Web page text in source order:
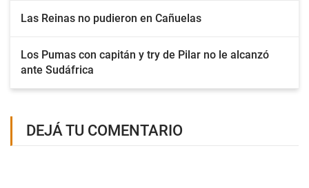
Las Reinas no pudieron en Cañuelas
Los Pumas con capitán y try de Pilar no le alcanzó
ante Sudáfrica
DEJÁ TU COMENTARIO